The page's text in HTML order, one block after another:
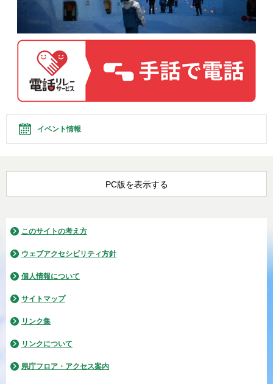
イベント情報
PC版を表示する
このサイトの考え方
ウェブアクセシビリティ方針
個人情報について
サイトマップ
リンク集
リンクについて
県庁フロア・アクセス案内